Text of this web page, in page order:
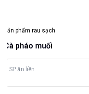
Sản phẩm rau sạch
Cà pháo muối
SP ăn liền